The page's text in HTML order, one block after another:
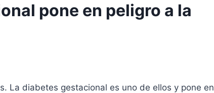
pone en peligro a la
La diabetes gestacional es uno de ellos y pone en